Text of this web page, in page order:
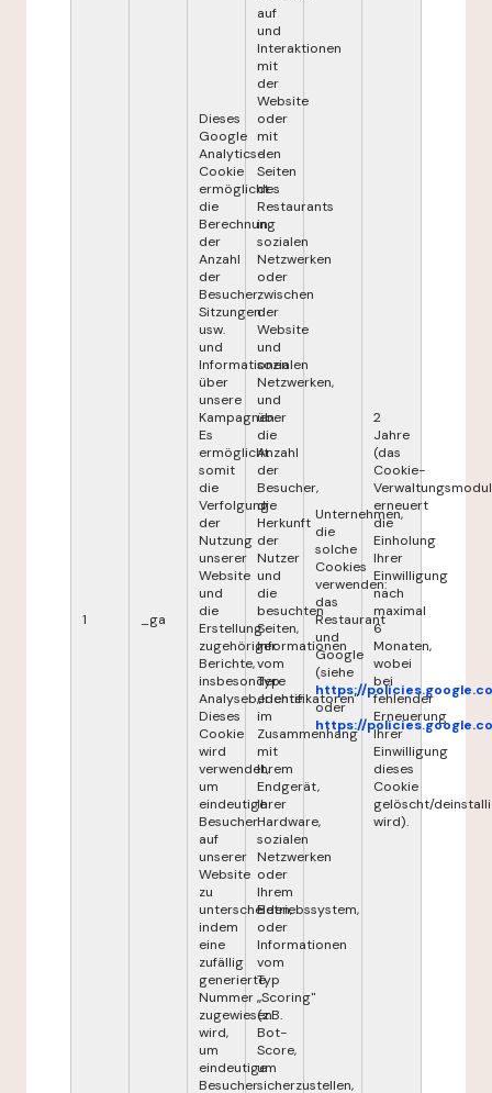
1 _ga
Dieses
Google
Analytics-
Cookie
ermöglicht
die
Berechnung
der
Anzahl
der
Besucher,
Sitzungen
usw.
und
Informationen
über
unsere
Kampagnen.
Es
ermöglicht
somit
die
Verfolgung
der
Nutzung
unserer
Website
und
die
Erstellung
zugehöriger
Berichte,
insbesondere
Analyseberichte.
Dieses
Cookie
wird
verwendet,
um
eindeutige
Besucher
auf
unserer
Website
zu
unterscheiden,
indem
eine
zufällig
generierte
Nummer
zugewiesen
wird,
um
eindeutige
Besucher
auf
und
Interaktionen
mit
der
Website
oder
mit
den
Seiten
des
Restaurants
in
sozialen
Netzwerken
oder
zwischen
der
Website
und
sozialen
Netzwerken,
und
über
die
Anzahl
der
Besucher,
die
Herkunft
der
Nutzer
und
die
besuchten
Seiten,
Informationen
vom
Typ
„Identifikatoren"
im
Zusammenhang
mit
Ihrem
Endgerät,
Ihrer
Hardware,
sozialen
Netzwerken
oder
Ihrem
Betriebssystem,
oder
Informationen
vom
Typ
„Scoring"
(z.B.
Bot-
Score,
um
sicherzustellen,
Unternehmen,
die
solche
Cookies
verwenden:
das
Restaurant
und
Google
(siehe
https://
oder
https://
2
Jahre
(das
Cookie-
Verwaltungsmodul
erneuert
die
Einholung
Ihrer
Einwilligung
nach
maximal
6
Monaten,
wobei
bei
fehlender
Erneuerung
Ihrer
Einwilligung
dieses
Cookie
gelöscht/
wird).